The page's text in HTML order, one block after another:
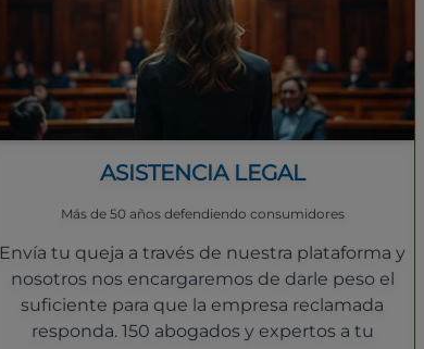
ASISTENCIA LEGAL
Más de 50 años defendiendo consumidores
Envía tu queja a través de nuestra plataforma y
nosotros nos encargaremos de darle peso el
suficiente para que la empresa reclamada
responda. 150 abogados y expertos a tu